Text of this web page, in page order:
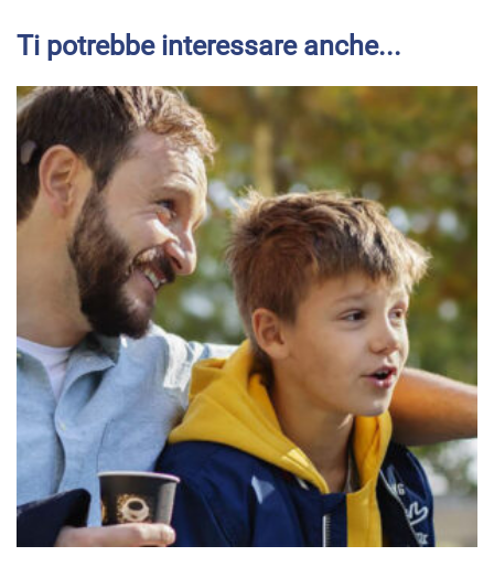
Ti potrebbe interessare anche...